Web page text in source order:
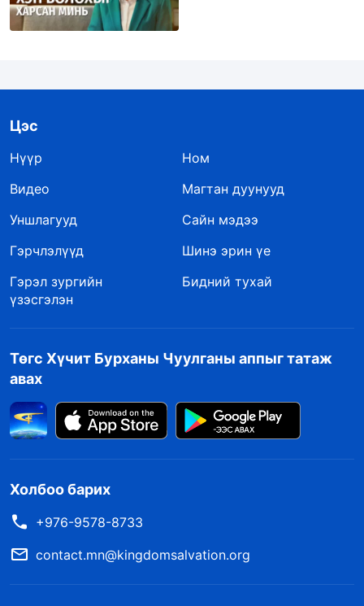
Цэс
Нүүр
Ном
Видео
Магтан дуунууд
Уншлагууд
Сайн мэдээ
Гэрчлэлүүд
Шинэ эрин үе
Гэрэл зургийн
үзэсгэлэн
Бидний тухай
Төгс Хүчит Бурханы Чуулганы аппыг татаж
авах
Холбоо барих
+976-9578-8733
contact.mn@kingdomsalvation.org